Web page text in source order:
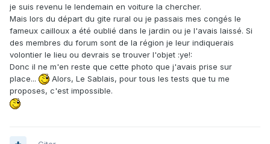
je suis revenu le lendemain en voiture la chercher.
Mais lors du départ du gite rural ou je passais mes congés le
fameux cailloux a été oublié dans le jardin ou je l'avais laissé. Si
des membres du forum sont de la région je leur indiquerais
volontier le lieu ou devrais se trouver l'objet :ye!:
Donc il ne m'en reste que cette photo que j'avais prise sur
place...
Alors, Le Sablais, pour tous les tests que tu me
proposes, c'est impossible.